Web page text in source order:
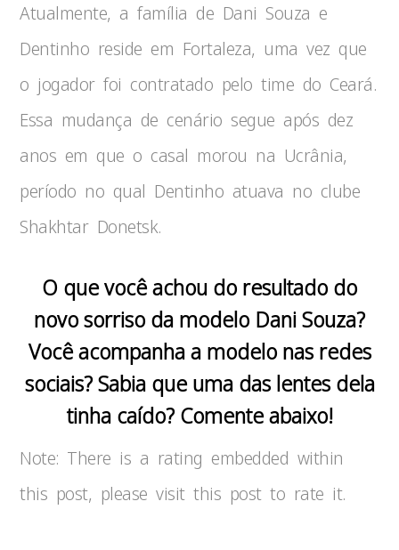
Atualmente, a família de Dani Souza e
Dentinho reside em Fortaleza, uma vez que
o jogador foi contratado pelo time do Ceará.
Essa mudança de cenário segue após dez
anos em que o casal morou na Ucrânia,
período no qual Dentinho atuava no clube
Shakhtar Donetsk.
O que você achou do resultado do
novo sorriso da modelo Dani Souza?
Você acompanha a modelo nas redes
sociais? Sabia que uma das lentes dela
tinha caído? Comente abaixo!
Note: There is a rating embedded within
this post, please visit this post to rate it.